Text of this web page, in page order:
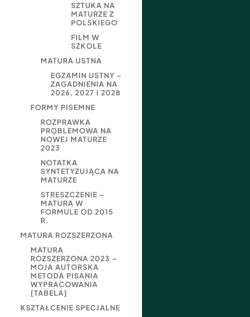
SZTUKA NA
MATURZE Z
POLSKIEGO
FILM W
SZKOLE
MATURA USTNA
EGZAMIN USTNY –
ZAGADNIENIA NA
2026, 2027 I 2028
FORMY PISEMNE
ROZPRAWKA
PROBLEMOWA NA
NOWEJ MATURZE
2023
NOTATKA
SYNTETYZUJĄCA NA
MATURZE
STRESZCZENIE –
MATURA W
FORMULE OD 2015
R.
MATURA ROZSZERZONA
MATURA
ROZSZERZONA 2023 –
MOJA AUTORSKA
METODA PISANIA
WYPRACOWANIA
[TABELA]
KSZTAŁCENIE SPECJALNE